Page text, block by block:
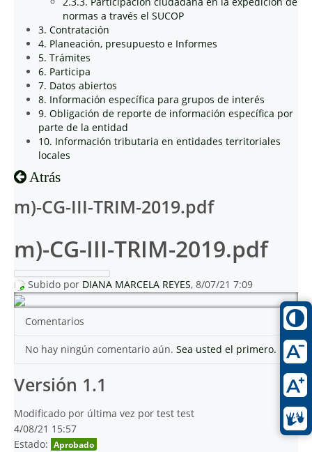
normas a través el SUCOP
3. Contratación
4. Planeación, presupuesto e Informes
5. Trámites
6. Participa
7. Datos abiertos
8. Información específica para grupos de interés
9. Obligación de reporte de información específica por
parte de la entidad
10. Información tributaria en entidades territoriales
locales
Atrás
m)-CG-III-TRIM-2019.pdf
m)-CG-III-TRIM-2019.pdf
Subido por DIANA MARCELA REYES, 8/07/21 7:09
Comentarios
No hay ningún comentario aún. Sea usted el primero.
Versión 1.1
Modificado por última vez por test test
4/08/21 15:57
Estado: Aprobado